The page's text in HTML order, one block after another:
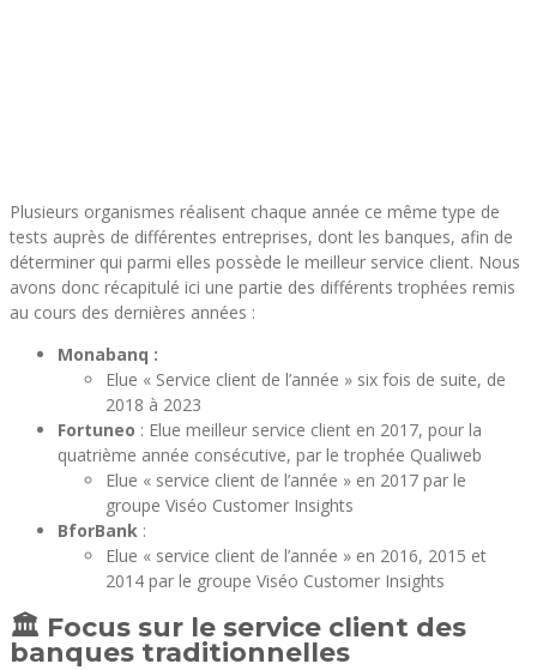
Plusieurs organismes réalisent chaque année ce même type de
tests auprès de différentes entreprises, dont les banques, afin de
déterminer qui parmi elles possède le meilleur service client. Nous
avons donc récapitulé ici une partie des différents trophées remis
au cours des dernières années :
Monabanq :
Elue « Service client de l’année » six fois de suite, de
2018 à 2023
Fortuneo : Elue meilleur service client en 2017, pour la
quatrième année consécutive, par le trophée Qualiweb
Elue « service client de l’année » en 2017 par le
groupe Viséo Customer Insights
BforBank :
Elue « service client de l’année » en 2016, 2015 et
2014 par le groupe Viséo Customer Insights
🏛️ Focus sur le service client des
banques traditionnelles